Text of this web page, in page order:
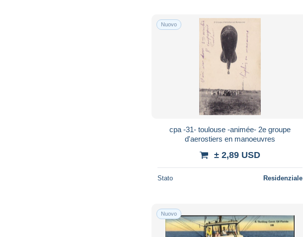
Nuovo
cpa -31- toulouse -animée- 2e groupe
d'aerostiers en manoeuvres
± 2,89 USD
Stato Residenziale
Nuovo